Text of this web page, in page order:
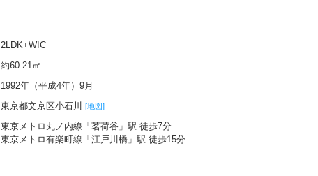
2LDK+WIC
約60.21㎡
1992年（平成4年）9月
東京都文京区小石川 [地図]
東京メトロ丸ノ内線「茗荷谷」駅 徒歩7分
東京メトロ有楽町線「江戸川橋」駅 徒歩15分